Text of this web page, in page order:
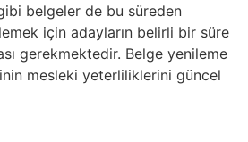
belgeler de bu süreden
için adayların belirli bir süre
gerekmektedir. Belge yenileme
mesleki yeterliliklerini güncel